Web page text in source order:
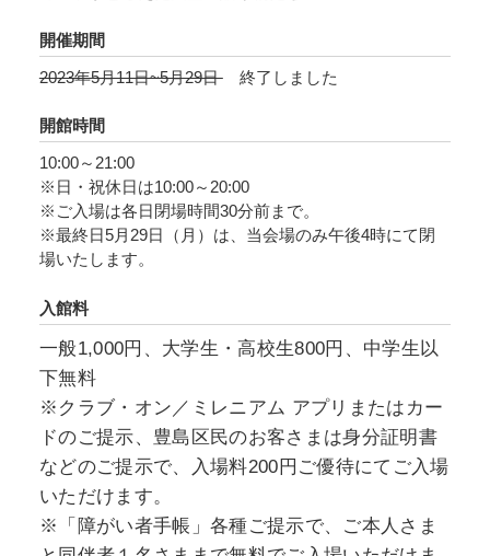
開催期間
2023年5月11日~5月29日
終了しました
開館時間
10:00～21:00
※日・祝休日は10:00～20:00
※ご入場は各日閉場時間30分前まで。
※最終日5月29日（月）は、当会場のみ午後4時にて閉
場いたします。
入館料
一般1,000円、大学生・高校生800円、中学生以
下無料
※クラブ・オン／ミレニアム アプリまたはカー
ドのご提示、豊島区民のお客さまは身分証明書
などのご提示で、入場料200円ご優待にてご入場
いただけます。
※「障がい者手帳」各種ご提示で、ご本人さま